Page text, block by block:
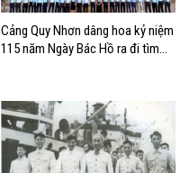
Cảng Quy Nhơn dâng hoa kỷ niệm
115 năm Ngày Bác Hồ ra đi tìm